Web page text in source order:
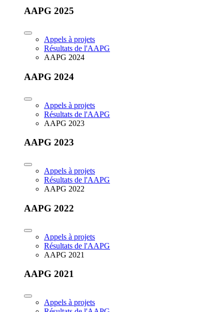
AAPG 2025
Appels à projets
Résultats de l'AAPG
AAPG 2024
AAPG 2024
Appels à projets
Résultats de l'AAPG
AAPG 2023
AAPG 2023
Appels à projets
Résultats de l'AAPG
AAPG 2022
AAPG 2022
Appels à projets
Résultats de l'AAPG
AAPG 2021
AAPG 2021
Appels à projets